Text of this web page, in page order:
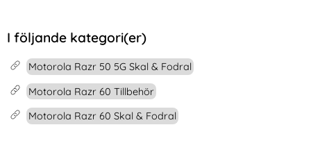
I följande kategori(er)
Motorola Razr 50 5G Skal & Fodral
Motorola Razr 60 Tillbehör
Motorola Razr 60 Skal & Fodral